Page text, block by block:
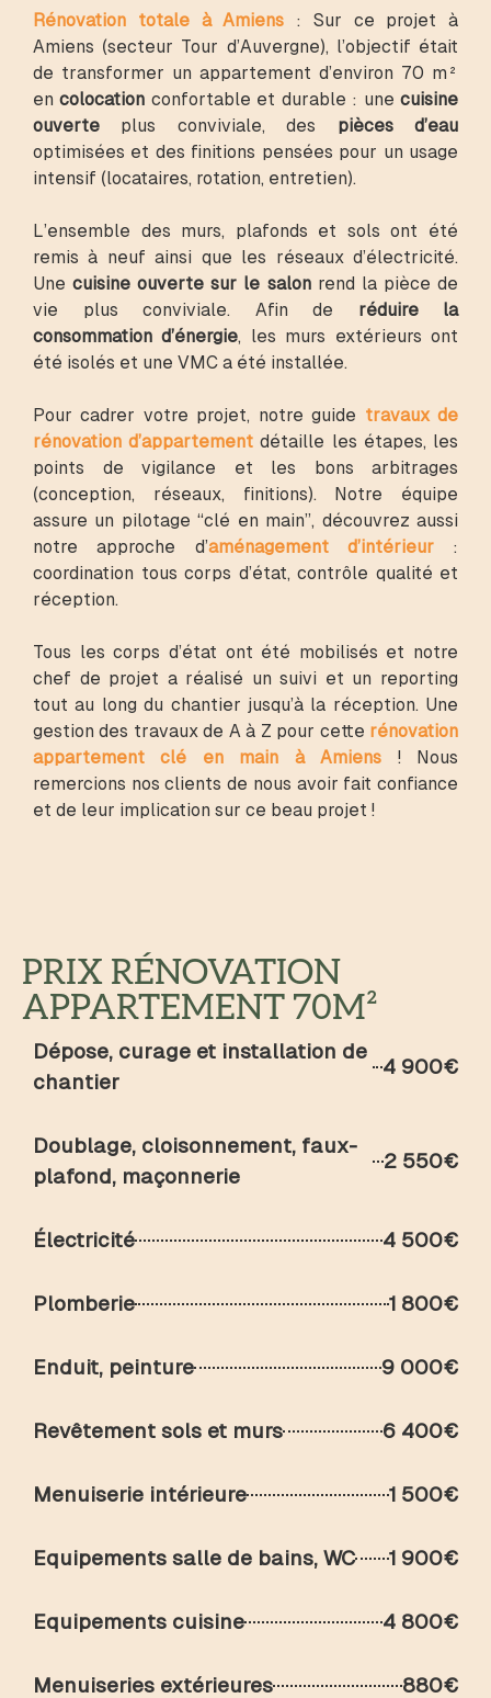
Rénovation totale à Amiens : Sur ce projet à
Amiens (secteur Tour d’Auvergne), l’objectif était
de transformer un appartement d’environ 70 m²
encolocation confortable et durable : unecuisine
ouverte plus conviviale, des pièces d’eau
optimisées et des finitions pensées pour un usage
intensif (locataires, rotation, entretien).
L’ensemble des murs, plafonds et sols ont été
remis à neuf ainsi que les réseaux d’électricité.
Unecuisine ouverte sur le salonrend la pièce de
vie plus conviviale. Afin de réduire la
consommation d’énergie, les murs extérieurs ont
été isolés et une VMC a été installée.
Pour cadrer votre projet, notre guide travaux de
rénovation d’appartement détaille les étapes, les
points de vigilance et les bons arbitrages
(conception, réseaux, finitions). Notre équipe
assure un pilotage “clé en main”, découvrez aussi
notre approche d’aménagement d’intérieur:
coordination tous corps d’état, contrôle qualité et
réception.
Tous les corps d’état ont été mobilisés et notre
chef de projet a réalisé un suivi et un reporting
tout au long du chantier jusqu’à la réception. Une
gestion des travaux de A à Z pour cette rénovation
appartement clé en main à Amiens ! Nous
remercions nos clients de nous avoir fait confiance
et de leur implication sur ce beau projet !
PRIX RÉNOVATION
APPARTEMENT 70M²
Dépose, curage et installation de
chantier
4 900€
Doublage, cloisonnement, faux-
plafond, maçonnerie
2 550€
Électricité 4 500€
Plomberie 1 800€
Enduit, peinture 9 000€
Revêtement sols et murs 6 400€
Menuiserie intérieure 1 500€
Equipements salle de bains, WC 1 900€
Equipements cuisine 4 800€
Menuiseries extérieures 880€